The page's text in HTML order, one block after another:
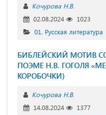
Кочурова Н.В.
02.08.2024
1023
01. Русская литература
БИБЛЕЙСКИЙ МОТИВ
ПОЭМЕ Н.В. ГОГОЛЯ
КОРОБОЧКИ)
Кочурова Н.В.
14.08.2024
1377